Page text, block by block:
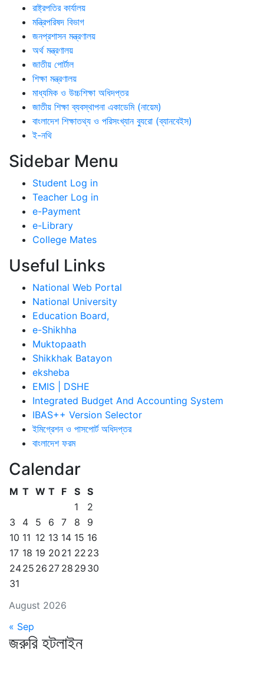
রাষ্ট্রপতির কার্যালয়
মন্ত্রিপরিষদ বিভাগ
জনপ্রশাসন মন্ত্রণালয়
অর্থ মন্ত্রণালয়
জাতীয় পোর্টাল
শিক্ষা মন্ত্রণালয়
মাধ্যমিক ও উচ্চশিক্ষা অধিদপ্তর
জাতীয় শিক্ষা ব্যবস্থাপনা একাডেমি (নায়েম)
বাংলাদেশ শিক্ষাতথ্য ও পরিসংখ্যান ব্যুরো (ব্যানবেইস)
ই-নথি
Sidebar Menu
Student Log in
Teacher Log in
e-Payment
e-Library
College Mates
Useful Links
National Web Portal
National University
Education Board,
e-Shikhha
Muktopaath
Shikkhak Batayon
eksheba
EMIS | DSHE
Integrated Budget And Accounting System
IBAS++ Version Selector
ইমিগ্রেশন ও পাসপোর্ট অধিদপ্তর
বাংলাদেশ ফরম
Calendar
August 2026
M T W T F S S
1
2
3
4 5 6 7 8
9
10 11 12 13 14 15 16
17 18 19 20 21 22 23
2425 26 27 28 29 30
31
« Sep
জরুরি হটলাইন